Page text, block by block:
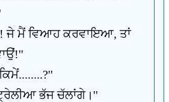
ਜੇ ਮੈਂ ਵਿਆਹ ਕਰਵਾਇਆ, ਤਾਂ
ਭੱਜ ਚੱਲਾਂਗੇ।''